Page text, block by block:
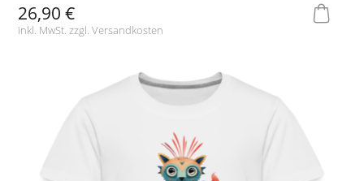
26,90 €
inkl. MwSt. zzgl.Versandkosten